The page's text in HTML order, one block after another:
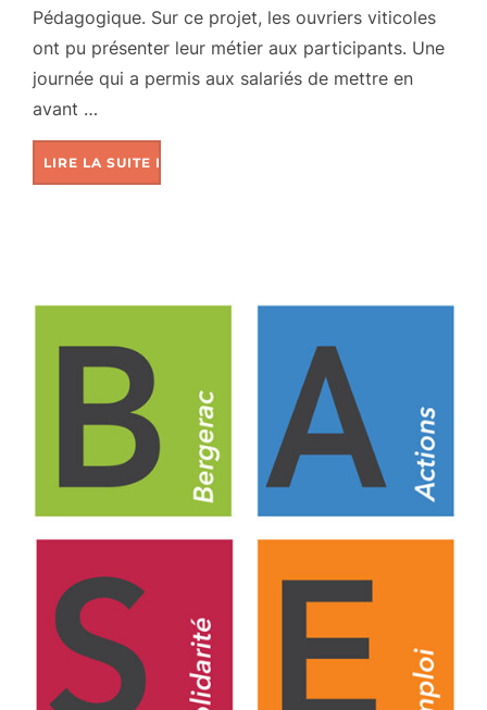
Pédagogique. Sur ce projet, les ouvriers viticoles
ont pu présenter leur métier aux participants. Une
journée qui a permis aux salariés de mettre en
avant …
LIRE LA SUITE DE